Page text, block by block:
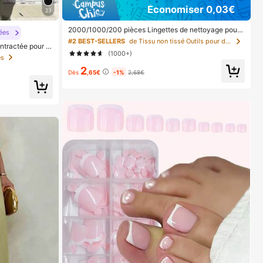
23
pour fe
bretelles
Économiser 0,03€
2000/1000/200 pièces Lingettes de nettoyage pour
ongles - Tampons de démaquillage de vernis à ongles
professionnels sans peluches, lingettes de nettoyage
de gel UV, outil de préparation et de finition de manuc
ure sans parfum (rose) Fournitures pour ongles, article
s pour ongles, indispensable
#2 BEST-SELLERS
de Tissu non tissé Outils pour dissolvant de verni
(1000+)
Dès 2,65€ -1% 2,68€